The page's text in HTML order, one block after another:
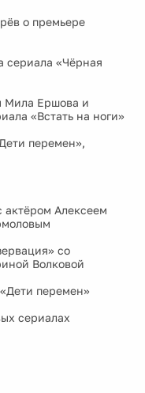
о премьере
сериала «Чёрная
Мила Ершова и
«Встать на ноги»
перемен»,
актёром Алексеем
со
Волковой
перемен»
сериалах